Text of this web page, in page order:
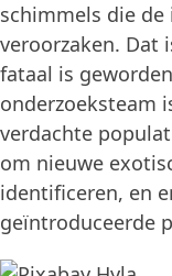
schimmels die
veroorzaken. Dat
fataal is
onderzoeksteam
verdachte
om nieuwe
identificeren, en
geïntroduceerde